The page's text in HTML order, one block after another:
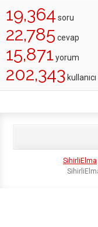
19,364 soru
22,785 cevap
15,871 yorum
202,343 kullanıcı
SihirliElma